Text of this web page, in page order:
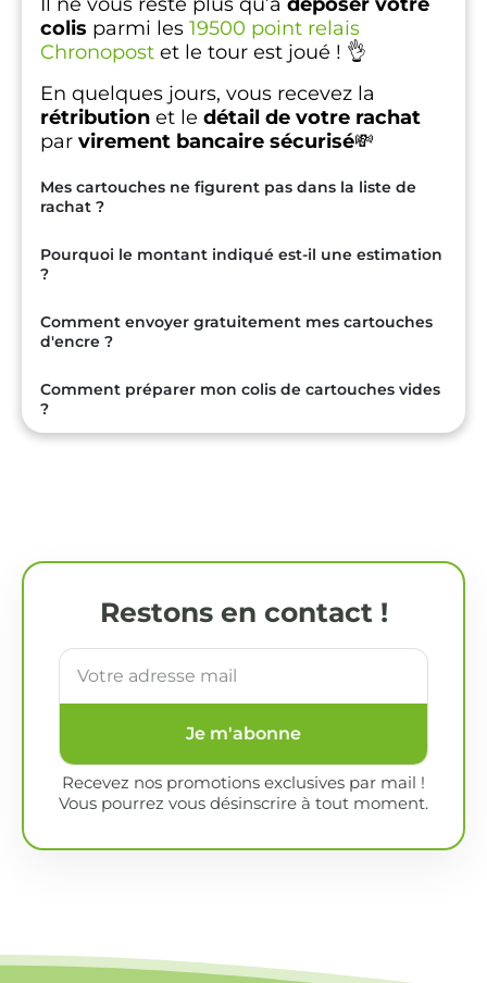
colis parmi les 19500 point relais
Chronopost et le tour est joué ! 👌
En quelques jours, vous recevez la
rétribution et le détail de votre rachat
par virement bancaire sécurisé💸
Mes cartouches ne figurent pas dans la liste de
rachat ?
Pourquoi le montant indiqué est-il une estimation
?
Comment envoyer gratuitement mes cartouches
d'encre ?
Comment préparer mon colis de cartouches vides
?
Restons en contact !
Je m'abonne
Recevez nos promotions exclusives par mail !
Vous pourrez vous désinscrire à tout moment.